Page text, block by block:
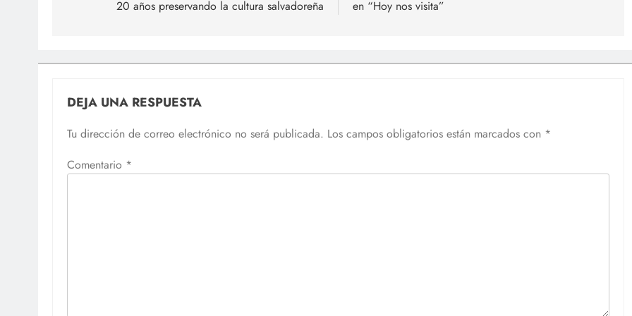
entradas20 años preservando la cultura salvadoreña en “Hoy nos visita”
DEJA UNA RESPUESTA
Tu dirección de correo electrónico no será publicada. Los campos obligatorios están marcados con *
Comentario *